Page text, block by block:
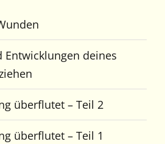
Entwicklungen deines
überflutet – Teil 2
überflutet – Teil 1